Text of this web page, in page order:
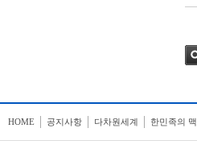
HOME 공지사항 다차원세계 한민족의 맥